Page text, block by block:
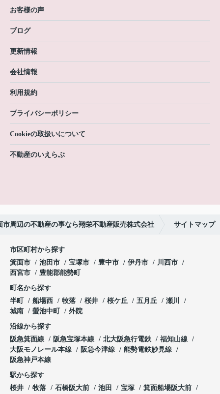
お客様の声
ブログ
更新情報
会社情報
利用規約
プライバシーポリシー
Cookieの取扱いについて
不動産のいえらぶ
市周辺の不動産の事なら翔栄不動産販売株式会社 サイトマップ
市区町村から探す
箕面市
池田市 宝塚市 豊中市 伊丹市
川西市
西宮市
豊能郡能勢町
町名から探す
半町
船場西 牧落 桜井 桜ケ丘 五月丘
瀬川
城南
螢池中町 外院
沿線から探す
阪急箕面線
阪急宝塚本線 北大阪急行電鉄
福知山線
大阪モノレール本線
阪急今津線
能勢電鉄妙見線
阪急神戸本線
駅から探す
桜井
牧落 石橋阪大前 池田 宝塚
箕面船場阪大前